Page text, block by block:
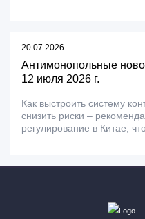
20.07.2026
Антимонопольные
12 июля 2026 г.
Как выстроить систему
снизить риски –
регулирование в Китае, что